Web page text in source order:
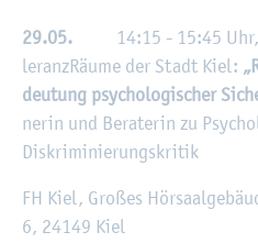
29.05. 14:15 - 15:45
le­ranz­Räu­me der Stadt Kiel:
deu­tung psy­cho­lo­gi­scher
ne­rin und Be­ra­te­rin zu
Dis­kri­mi­nie­rungs­kri­tik
FH Kiel, Gro­ßes
6, 24149 Kiel